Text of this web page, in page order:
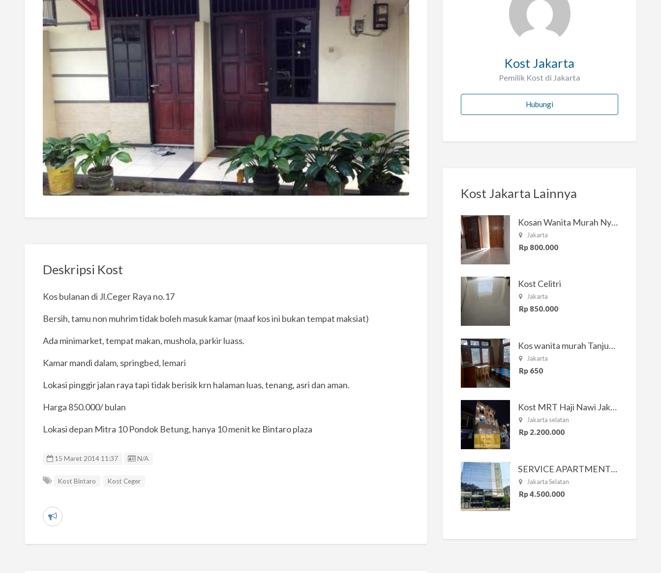
Deskripsi Kost
Kos bulanan di Jl.Ceger Raya no.17
Bersih, tamu non muhrim tidak boleh masuk kamar (maaf kos ini bukan tempat maksiat)
Ada minimarket, tempat makan, mushola, parkir luass.
Kamar mandi dalam, springbed, lemari
Lokasi pinggir jalan raya tapi tidak berisik krn halaman luas, tenang, asri dan aman.
Harga 850.000/ bulan
Lokasi depan Mitra 10 Pondok Betung, hanya 10 menit ke Bintaro plaza
15 Maret 2014 11:37 Listing ID
N/A
Kost Bintaro Kost Ceger
L
Kost Jakarta
Pemilik Kost di Jakarta
Hubungi
Kost Jakarta Lainnya
Kosan Wanita Murah Nyaman di Jakarta Selatan
Jakarta
Rp 800.000
Kost Celitri
Jakarta
Rp 850.000
Kos wanita murah Tanjung Duren Jakarta Barat
Jakarta
Rp 650
Kost MRT Haji Nawi Jakarta Selatan
Jakarta selatan
Rp 2.200.000
SERVICE APARTMENT SOUTH RESIDENCE
Jakarta Selatan
Rp 4.500.000